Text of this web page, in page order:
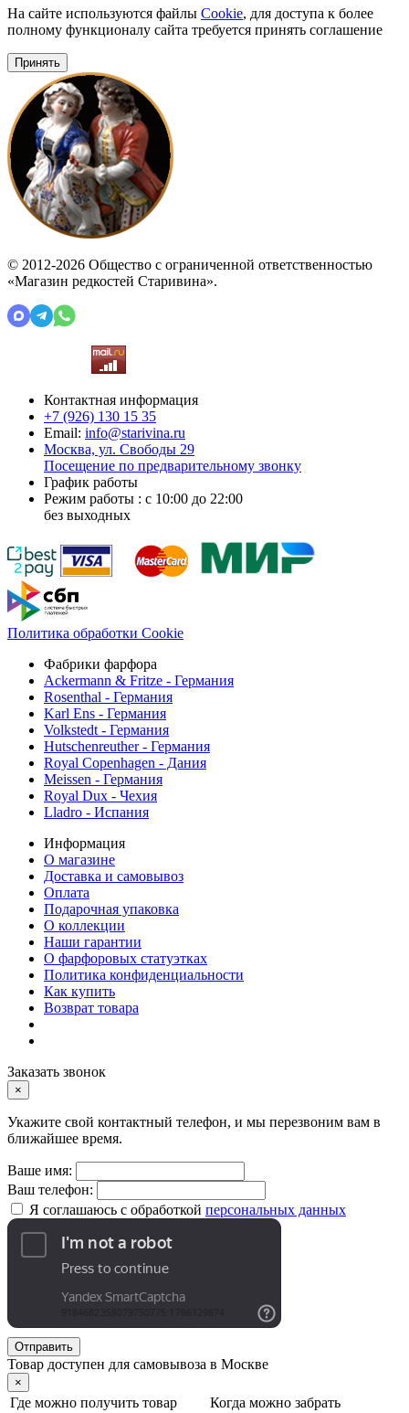
На сайте используются файлы Cookie, для доступа к более
полному функционалу сайта требуется принять соглашение
Принять
© 2012-2026 Общество с ограниченной ответственностью
«Магазин редкостей Старивина».
Контактная информация
+7 (926) 130 15 35
Email: info@starivina.ru
Москва, ул. Свободы 29
Посещение по предварительному звонку
График работы
Режим работы : с 10:00 до 22:00
без выходных
Политика обработки Cookie
Фабрики фарфора
Ackermann & Fritze - Германия
Rosenthal - Германия
Karl Ens - Германия
Volkstedt - Германия
Hutschenreuther - Германия
Royal Copenhagen - Дания
Meissen - Германия
Royal Dux - Чехия
Lladro - Испания
Информация
О магазине
Доставка и самовывоз
Оплата
Подарочная упаковка
О коллекции
Наши гарантии
О фарфоровых статуэтках
Политика конфиденциальности
Как купить
Возврат товара
Заказать звонок
×
Укажите свой контактный телефон, и мы перезвоним вам в
ближайшее время.
Ваше имя:
Ваш телефон:
Я соглашаюсь с обработкой персональных данных
Отправить
Товар доступен для самовывоза в Москве
×
Где можно получить товар
Когда можно забрать